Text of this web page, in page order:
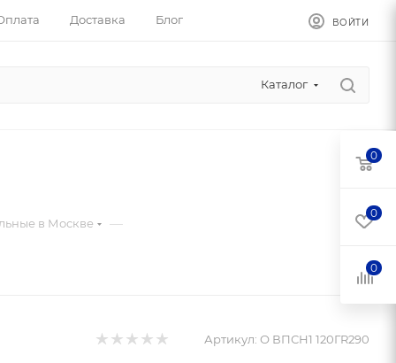
Доставка Блог ВОЙТИ
Каталог
в Москве —
Артикул: О ВПСН1 120ГR290
0
0
0